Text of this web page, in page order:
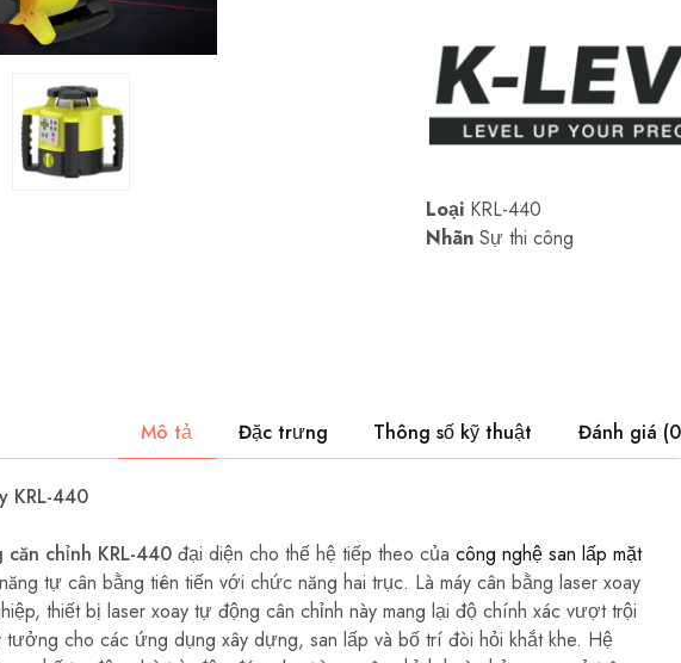
Loại KRL-440
Nhãn Sự thi công
Mô tả Đặc trưng Thông số kỹ thuật Đánh giá
KRL-440
chỉnh KRL-440 đại diện cho thế hệ tiếp theo của công nghệ san lấp mặt
tự cân bằng tiên tiến với chức năng hai trục. Là máy cân bằng laser xoay
thiết bị laser xoay tự động cân chỉnh này mang lại độ chính xác vượt trội
tưởng cho các ứng dụng xây dựng, san lấp và bố trí đòi hỏi khắt khe. Hệ